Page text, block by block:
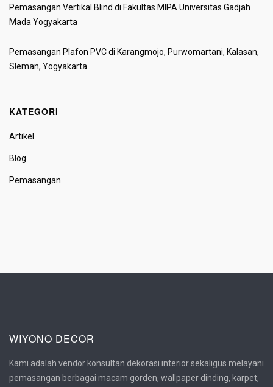
Pemasangan Vertikal Blind di Fakultas MIPA Universitas Gadjah
Mada Yogyakarta
Pemasangan Plafon PVC di Karangmojo, Purwomartani, Kalasan,
Sleman, Yogyakarta.
KATEGORI
Artikel
Blog
Pemasangan
WIYONO DECOR
Kami adalah vendor konsultan dekorasi interior sekaligus melayani
pemasangan berbagai macam gorden, wallpaper dinding, karpet,